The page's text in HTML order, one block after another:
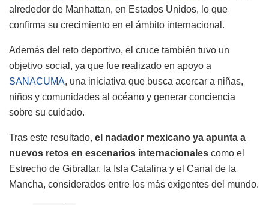
alrededor de Manhattan, en Estados Unidos, lo que
confirma su crecimiento en el ámbito internacional.
Además del reto deportivo, el cruce también tuvo un
objetivo social, ya que fue realizado en apoyo a
SANACUMA, una iniciativa que busca acercar a niñas,
niños y comunidades al océano y generar conciencia
sobre su cuidado.
Tras este resultado, el nadador mexicano ya apunta a
nuevos retos en escenarios internacionales como el
Estrecho de Gibraltar, la Isla Catalina y el Canal de la
Mancha, considerados entre los más exigentes del mundo.